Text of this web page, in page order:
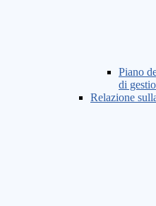
Piano
di
Relazione